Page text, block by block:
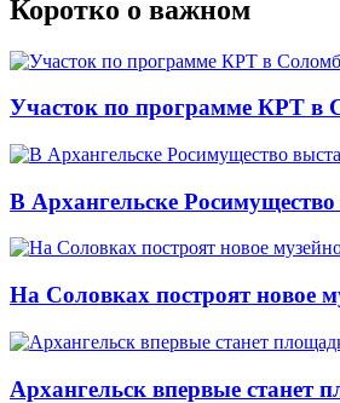
Коротко о важном
Участок по программе КРТ в
В Архангельске
На Соловках построят новое
Архангельск впервые станет